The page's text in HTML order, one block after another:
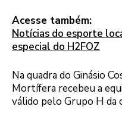
Acesse também:
Notícias do esporte
especial do H2FOZ
Na quadra do Ginásio
Mortífera recebeu a
válido pelo Grupo H da